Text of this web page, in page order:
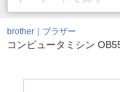
brother｜ブラザー
コンピュータミシン